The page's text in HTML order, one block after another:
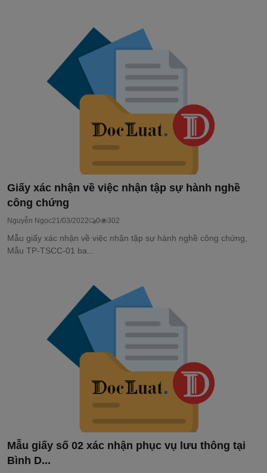
Giấy xác nhận về việc nhận tập sự hành nghề
công chứng
Nguyễn Ngọc21/03/2022 0 302
Mẫu giấy xác nhận về việc nhận tập sự hành nghề công chứng,
Mẫu TP-TSCC-01 ba...
Mẫu giấy số 02 xác nhận phục vụ lưu thông tại
Bình D...